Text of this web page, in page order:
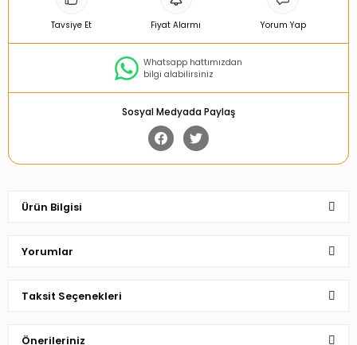
Tavsiye Et Fiyat Alarmı Yorum Yap
Whatsapp hattımızdan
bilgi alabilirsiniz
Sosyal Medyada Paylaş
Ürün Bilgisi
Yorumlar
Taksit Seçenekleri
Önerileriniz